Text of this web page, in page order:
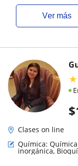
ver más
$
★
Clases on line
Química:
inorgánica,